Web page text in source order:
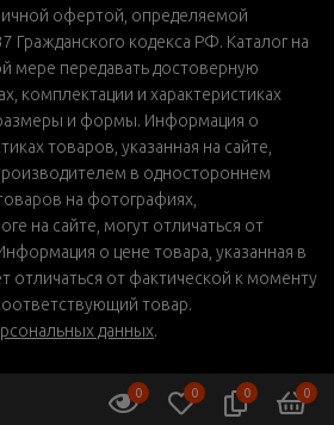
офертой, определяемой
Гражданского кодекса РФ. Каталог на
мере передавать достоверную
комплектации и характеристиках
и формы. Информация о
товаров, указанная на сайте,
в одностороннем
на фотографиях,
на сайте, могут отличаться от
о цене товара, указанная в
отличаться от фактической к моменту
товар.
данных.
0 0 0 0